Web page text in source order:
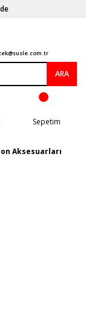
ARA
Sepetim
Aksesuarları